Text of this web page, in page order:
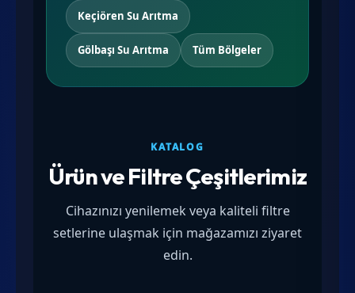
Keçiören Su Arıtma
Gölbaşı Su Arıtma Tüm Bölgeler
KATALOG
Ürün ve Filtre Çeşitlerimiz
Cihazınızı yenilemek veya kaliteli filtre
setlerine ulaşmak için mağazamızı ziyaret
edin.